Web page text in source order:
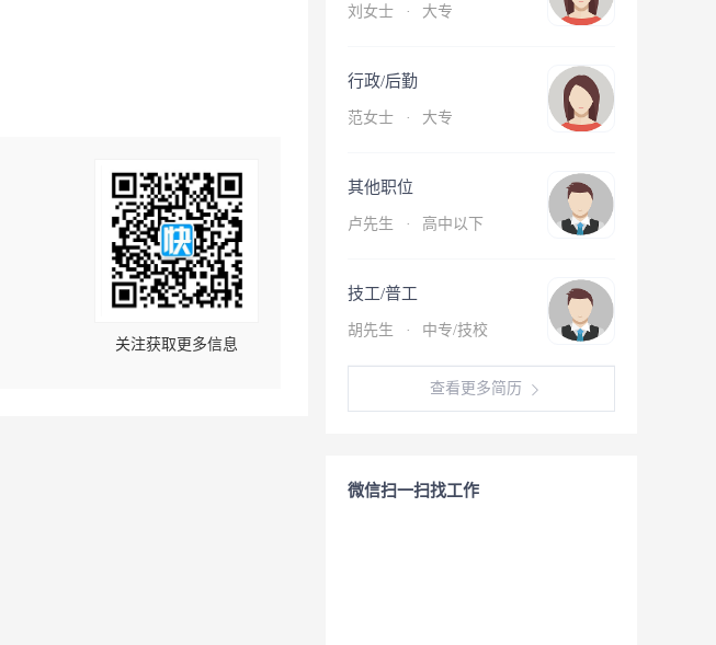
关注获取更多信息
刘女士 · 大专
行政/后勤
范女士 · 大专
其他职位
卢先生 · 高中以下
技工/普工
胡先生 · 中专/技校
查看更多简历
微信扫一扫找工作